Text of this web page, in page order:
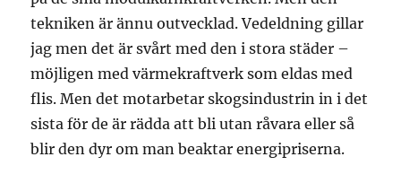
tekniken är ännu outvecklad. Vedeldning gillar
jag men det är svårt med den i stora städer –
möjligen med värmekraftverk som eldas med
flis. Men det motarbetar skogsindustrin in i det
sista för de är rädda att bli utan råvara eller så
blir den dyr om man beaktar energipriserna.